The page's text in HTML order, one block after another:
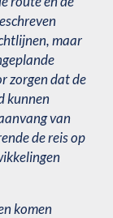
maar
zorgen dat de
kunnen
van
de reis op
komen